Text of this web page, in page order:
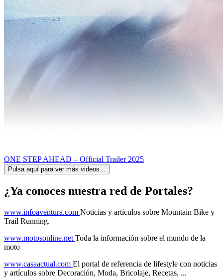
ONE STEP AHEAD – Official Trailer 2025
Pulsa aquí para ver más videos...
¿Ya conoces nuestra red de Portales?
www.infoaventura.com Noticias y artículos sobre Mountain Bike y
Trail Running.
www.motosonline.net Toda la información sobre el mundo de la
moto
www.casaactual.com El portal de referencia de lifestyle con noticias
y artículos sobre Decoración, Moda, Bricolaje, Recetas, ...